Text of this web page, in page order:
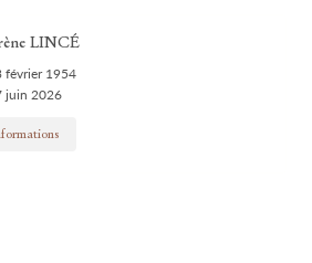
LINCÉ
février 1954
juin 2026